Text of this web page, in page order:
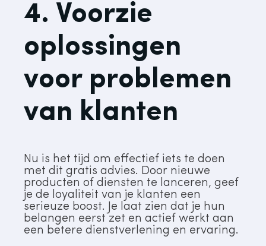
4. Voorzie
oplossingen
voor problemen
van klanten
Nu is het tijd om effectief iets te doen
met dit gratis advies. Door nieuwe
producten of diensten te lanceren, geef
je de loyaliteit van je klanten een
serieuze boost. Je laat zien dat je hun
belangen eerst zet en actief werkt aan
een betere dienstverlening en ervaring.